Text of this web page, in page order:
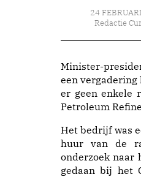
24
Redactie
Minister-
een vergadering
er geen enkele
Petroleum
Het bedrijf was
huur van de
onderzoek naar
gedaan bij het